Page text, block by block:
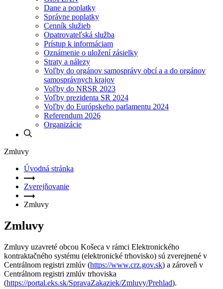
Dane a poplatky
Správne poplatky
Cenník služieb
Opatrovateľská služba
Prístup k informáciam
Oznámenie o uložení zásielky
Straty a nálezy
Voľby do orgánov samosprávy obcí a a do orgánov
samosprávnych krajov
Voľby do NRSR 2023
Voľby prezidenta SR 2024
Voľby do Európskeho parlamentu 2024
Referendum 2026
Organizácie
Zmluvy
Úvodná stránka
Zverejňovanie
Zmluvy
Zmluvy
Zmluvy uzavreté obcou Košeca v rámci Elektronického
kontraktačného systému (elektronické trhovisko) sú zverejnené v
Centrálnom registri zmlúv (https://www.crz.gov.sk) a zároveň v
Centrálnom registri zmlúv trhoviska
(https://portal.eks.sk/SpravaZakaziek/Zmluvy/Prehlad).